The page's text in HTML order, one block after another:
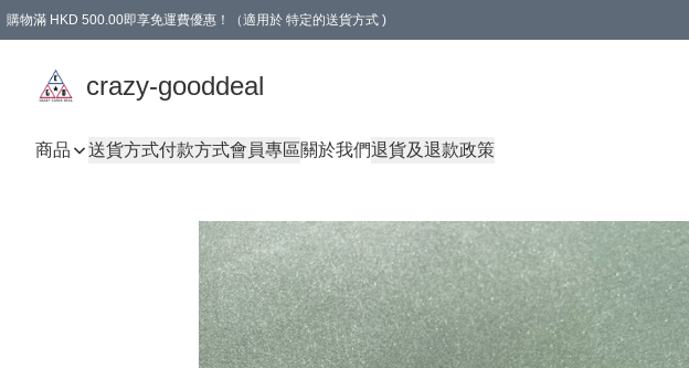
購物滿 HKD 500.00即享免運費優惠！（適用於 特定的送貨方式 )
crazy-gooddeal
商品 送貨方式付款方式會員專區關於我們退貨及退款政策